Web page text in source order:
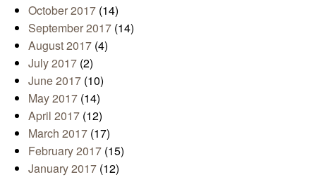
October 2017 (14)
September 2017 (14)
August 2017 (4)
July 2017 (2)
June 2017 (10)
May 2017 (14)
April 2017 (12)
March 2017 (17)
February 2017 (15)
January 2017 (12)